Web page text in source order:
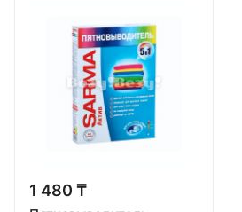
1 480 ₸